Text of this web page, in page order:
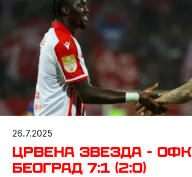
26.7.2025
Црвена звезда - ОФК
Београд 7:1 (2:0)